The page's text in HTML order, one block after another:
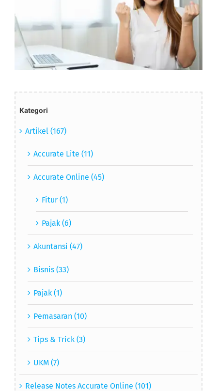
Kategori
Artikel (167)
Accurate Lite (11)
Accurate Online (45)
Fitur (1)
Pajak (6)
Akuntansi (47)
Bisnis (33)
Pajak (1)
Pemasaran (10)
Tips & Trick (3)
UKM (7)
Release Notes Accurate Online (101)